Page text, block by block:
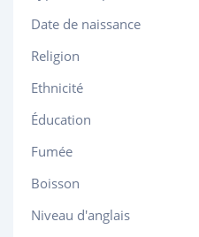
Date de naissance
Religion
Ethnicité
Éducation
Fumée
Boisson
Niveau d'anglais